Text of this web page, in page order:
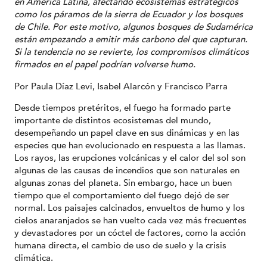
como los páramos de la sierra de Ecuador y los bosques
de Chile. Por este motivo, algunos bosques de Sudamérica
están empezando a emitir más carbono del que capturan.
Si la tendencia no se revierte, los compromisos climáticos
firmados en el papel podrían volverse humo.
Por Paula Díaz Levi, Isabel Alarcón y Francisco Parra
Desde tiempos pretéritos, el fuego ha formado parte
importante de distintos ecosistemas del mundo,
desempeñando un papel clave en sus dinámicas y en las
especies que han evolucionado en respuesta a las llamas.
Los rayos, las erupciones volcánicas y el calor del sol son
algunas de las causas de incendios que son naturales en
algunas zonas del planeta. Sin embargo, hace un buen
tiempo que el comportamiento del fuego dejó de ser
normal. Los paisajes calcinados, envueltos de humo y los
cielos anaranjados se han vuelto cada vez más frecuentes
y devastadores por un cóctel de factores, como la acción
humana directa, el cambio de uso de suelo y la crisis
climática.